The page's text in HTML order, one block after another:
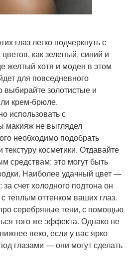
глаз легко подчеркнуть с
как зеленый, синий и
желтый хотя и моден в этом
для повседневного
выбирайте золотистые и
крем-брюле.
использовать с
макияж не выглядел
необходимо подобрать
косметики. Отдавайте
средствам: это могут быть
Наиболее удачный цвет —
счет холодного подтона он
теплым оттенком ваших глаз.
серебряные тени, с помощью
того же эффекта. Однако не
веко, если у вас ярко
глазами — они могут сделать